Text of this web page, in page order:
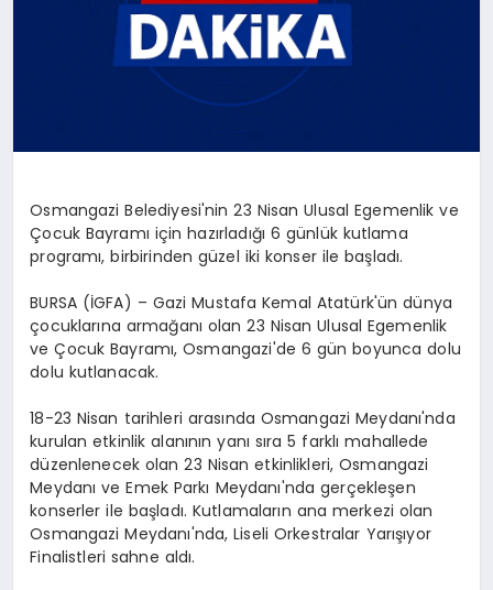
Osmangazi Belediyesi'nin 23 Nisan Ulusal Egemenlik ve
Çocuk Bayramı için hazırladığı 6 günlük kutlama
programı, birbirinden güzel iki konser ile başladı.
BURSA (İGFA) – Gazi Mustafa Kemal Atatürk'ün dünya
çocuklarına armağanı olan 23 Nisan Ulusal Egemenlik
ve Çocuk Bayramı, Osmangazi'de 6 gün boyunca dolu
dolu kutlanacak.
18-23 Nisan tarihleri arasında Osmangazi Meydanı'nda
kurulan etkinlik alanının yanı sıra 5 farklı mahallede
düzenlenecek olan 23 Nisan etkinlikleri, Osmangazi
Meydanı ve Emek Parkı Meydanı'nda gerçekleşen
konserler ile başladı. Kutlamaların ana merkezi olan
Osmangazi Meydanı'nda, Liseli Orkestralar Yarışıyor
Finalistleri sahne aldı.